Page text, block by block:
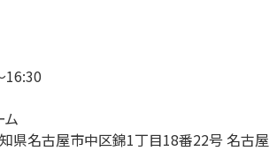
16:30
ム
県名古屋市中区錦1丁目18番22号 名古屋